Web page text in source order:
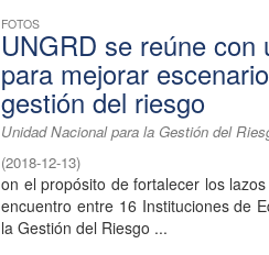
FOTOS
UNGRD se reúne con
para mejorar
gestión del riesgo
Unidad Nacional para la Gestión del
(2018-12-13)
on el propósito de fortalecer los
encuentro entre 16 Instituciones de
la Gestión del Riesgo ...